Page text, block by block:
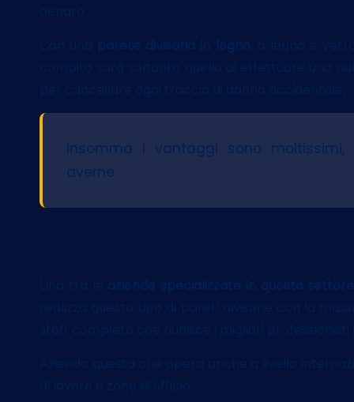
denaro.
Con una
parete divisoria in legno
, o legno e
compito sarà soltanto quello di effettuare una
per cancellare ogni traccia di danno accidentale.
Insomma i vantaggi sono
averne.
Una tra le aziende specializzate in questo settore
realizza questo tipo di pareti divisorie con la
staff completo che riunisce i migliori professionisti
Azienda questa che opera anche a livello
di lavoro e zone di ufficio.